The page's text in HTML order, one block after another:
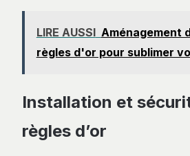
LIRE AUSSI Aménagement
règles d'or pour sublimer
Installation et
règles d’or